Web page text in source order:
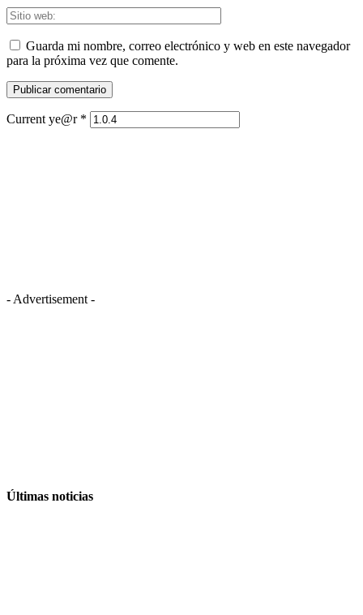
Guarda mi nombre, correo electrónico y web en este navegador
para la próxima vez que comente.
Current ye@r *
- Advertisement -
Últimas noticias